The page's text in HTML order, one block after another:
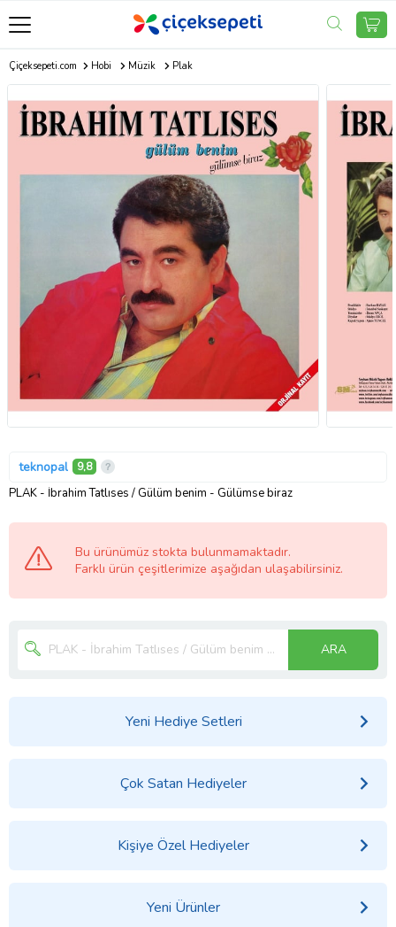
Çiçeksepeti.com Hobi Müzik Plak
teknopal 9,8
PLAK - İbrahim Tatlıses / Gülüm benim - Gülümse biraz
Bu ürünümüz stokta bulunmamaktadır.
Farklı ürün çeşitlerimize aşağıdan ulaşabilirsiniz.
ARA
Yeni Hediye Setleri
Çok Satan Hediyeler
Kişiye Özel Hediyeler
Yeni Ürünler